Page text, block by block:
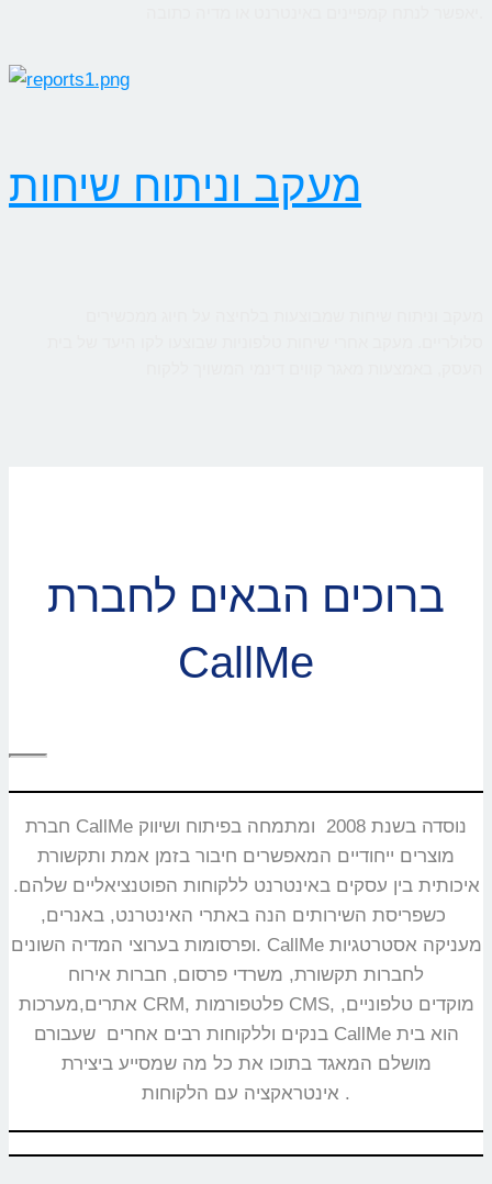
מעקב וניתוח שיחות
ברוכים הבאים לחברת
CallMe
חברת CallMe נוסדה בשנת 2008 ומתמחה בפיתוח ושיווק
מוצרים ייחודיים המאפשרים חיבור בזמן אמת ותקשורת
איכותית בין עסקים באינטרנט ללקוחות הפוטנציאליים שלהם.
כשפריסת השירותים הנה באתרי האינטרנט, באנרים,
ופרסומות בערוצי המדיה השונים. CallMe מעניקה אסטרטגיות
לחברות תקשורת, משרדי פרסום, חברות אירוח
אתרים,מערכות CRM, פלטפורמות CMS, מוקדים טלפוניים,
בנקים וללקוחות רבים אחרים שעבורם CallMe הוא בית
מושלם המאגד בתוכו את כל מה שמסייע ביצירת
אינטראקציה עם הלקוחות.